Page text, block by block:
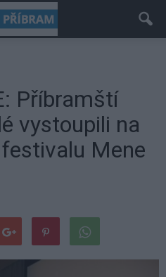
Příbramští
vystoupili na
Mene